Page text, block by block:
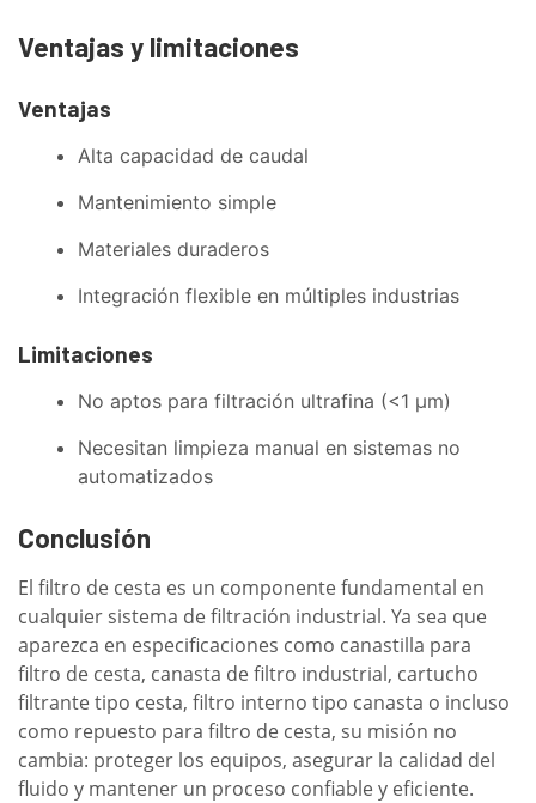
Ventajas y limitaciones
Ventajas
Alta capacidad de caudal
Mantenimiento simple
Materiales duraderos
Integración flexible en múltiples industrias
Limitaciones
No aptos para filtración ultrafina (<1 µm)
Necesitan limpieza manual en sistemas no
automatizados
Conclusión
El filtro de cesta es un componente fundamental en
cualquier sistema de filtración industrial. Ya sea que
aparezca en especificaciones como canastilla para
filtro de cesta, canasta de filtro industrial, cartucho
filtrante tipo cesta, filtro interno tipo canasta o incluso
como repuesto para filtro de cesta, su misión no
cambia: proteger los equipos, asegurar la calidad del
fluido y mantener un proceso confiable y eficiente.